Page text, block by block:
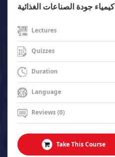
كيمياء جودة الصناعات الغذائية
Lectures
Quizzes
Duration
Language
Reviews (0)
Take This Course